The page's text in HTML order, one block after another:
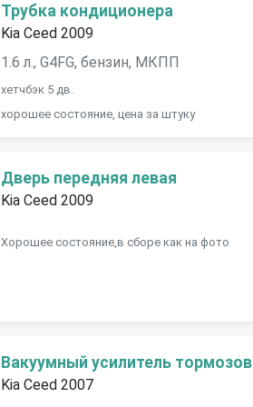
Трубка кондиционера
Kia Ceed 2009
1.6 л., G4FG, бензин, МКПП
хетчбэк 5 дв.
хорошее состояние, цена за штуку
Дверь передняя левая
Kia Ceed 2009
Хорошее состояние,в сборе как на фото
Вакуумный усилитель тормозов
Kia Ceed 2007